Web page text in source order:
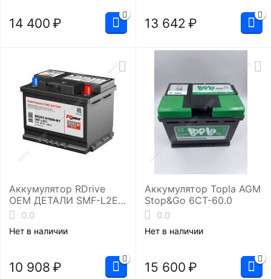
14 400 ₽ 13 642 ₽
Аккумулятор RDrive
OEM ДЕТАЛИ SMF-L2EU
(KE241-61D00-NY
0.0
Нет в наличии
10 908 ₽
Аккумулятор Topla AGM
Stop&Go 6СТ-60.0
0.0
Нет в наличии
15 600 ₽